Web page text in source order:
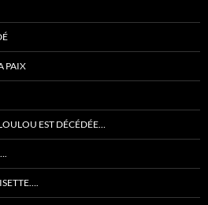
PAIX
EST DÉCÉDÉE…